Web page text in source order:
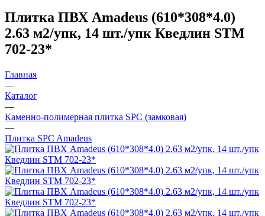
Плитка ПВХ Amadeus (610*308*4.0)
2.63 м2/упк, 14 шт./упк Кведлин STM
702-23*
Главная
—
Каталог
—
Каменно-полимерная плитка SPC (замковая)
—
Плитка SPC Amadeus